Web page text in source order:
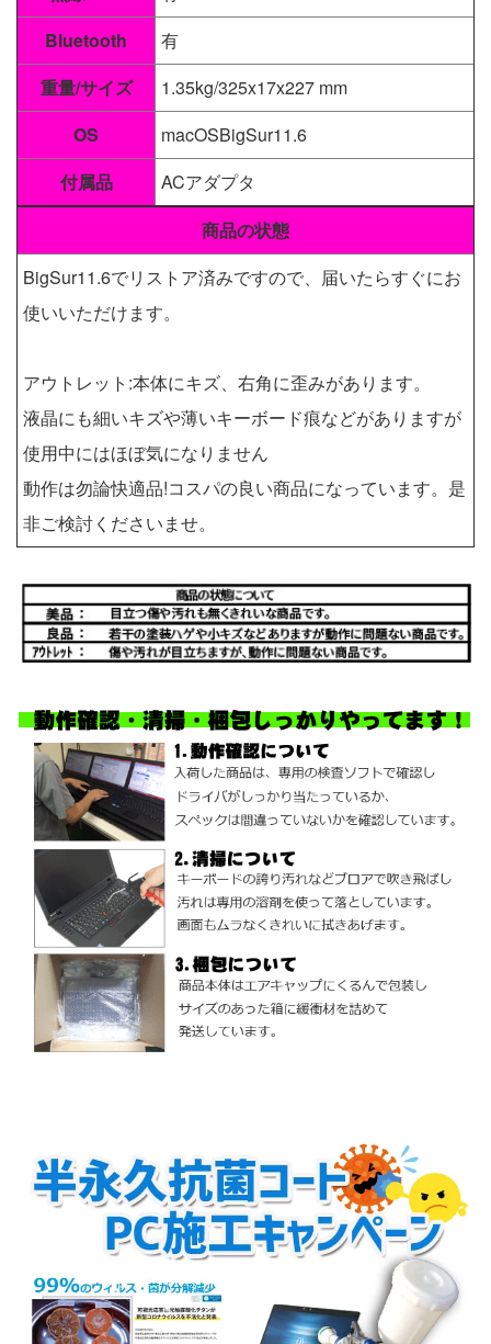
Bluetooth
有
重量/サイズ
1.35kg/325x17x227 mm
OS
macOSBigSur11.6
付属品
ACアダプタ
商品の状態
BigSur11.6でリストア済みですので、届いたらすぐにお
使いいただけます。
アウトレット:本体にキズ、右角に歪みがあります。
液晶にも細いキズや薄いキーボード痕などがありますが
使用中にはほぼ気になりません
動作は勿論快適品!コスパの良い商品になっています。是
非ご検討くださいませ。